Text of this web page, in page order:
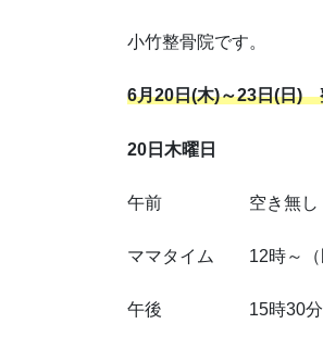
小竹整骨院です。
6月20日(木)～23日(日)
20日木曜日
午前 空き無し
ママタイム 12時～（既
午後 15時30分～（